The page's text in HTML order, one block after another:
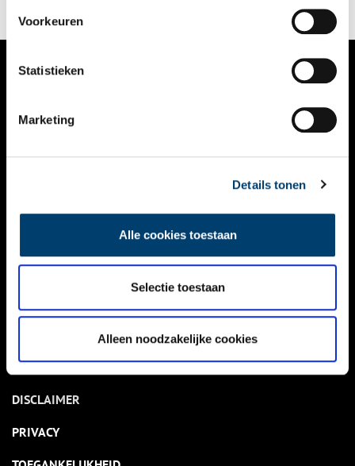
Voorkeuren
Statistieken
Marketing
Details tonen
Alle cookies toestaan
Selectie toestaan
Alleen noodzakelijke cookies
NIEUWS
KALENDER
ACTIVITEITEN
NIEUWSBRIEF
DISCLAIMER
PRIVACY